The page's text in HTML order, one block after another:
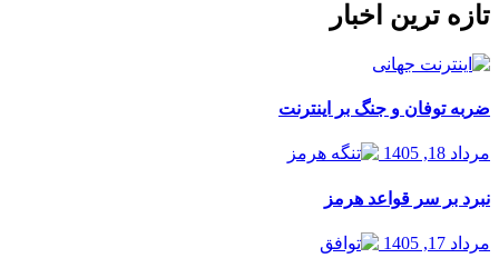
تازه ترین اخبار
ضربه توفان و جنگ بر اینترنت
مرداد 18, 1405
نبرد بر سر قواعد هرمز
مرداد 17, 1405